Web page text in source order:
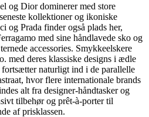
og Dior dominerer med store
kollektioner og ikoniske
og Prada finder også plads her,
med sine håndlavede sko og
accessories. Smykkeelskere
med deres klassiske designs i ædle
fortsætter naturligt ind i de parallelle
hvor flere internationale brands
alt fra designer-håndtasker og
tilbehør og prêt-à-porter til
af prisklassen.